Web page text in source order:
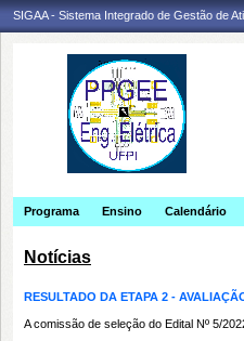
SIGAA - Sistema Integrado de Gestão de
Programa Ensino Calendário
Notícias
RESULTADO DA ETAPA 2 -
A comissão de seleção do Edital Nº 5/